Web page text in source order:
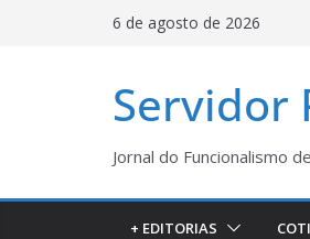
6 de agosto de 2026
Servidor
Jornal do Funcionalismo
+ EDITORIAS